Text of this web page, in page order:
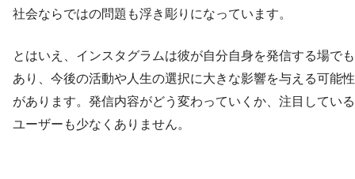
社会ならではの問題も浮き彫りになっています。
とはいえ、インスタグラムは彼が自分自身を発信する場でも
あり、今後の活動や人生の選択に大きな影響を与える可能性
があります。発信内容がどう変わっていくか、注目している
ユーザーも少なくありません。